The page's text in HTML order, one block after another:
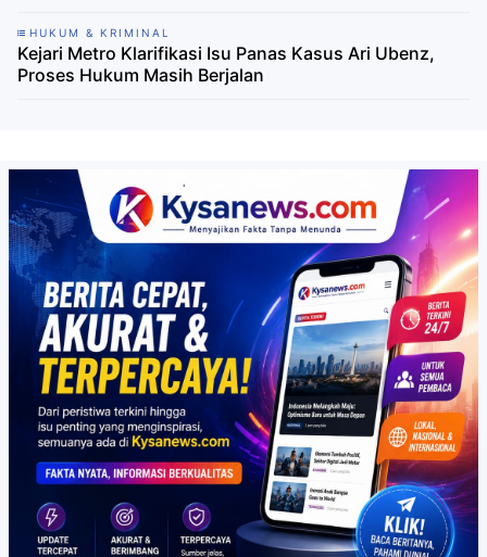
HUKUM & KRIMINAL
Kejari Metro Klarifikasi Isu Panas Kasus Ari Ubenz,
Proses Hukum Masih Berjalan